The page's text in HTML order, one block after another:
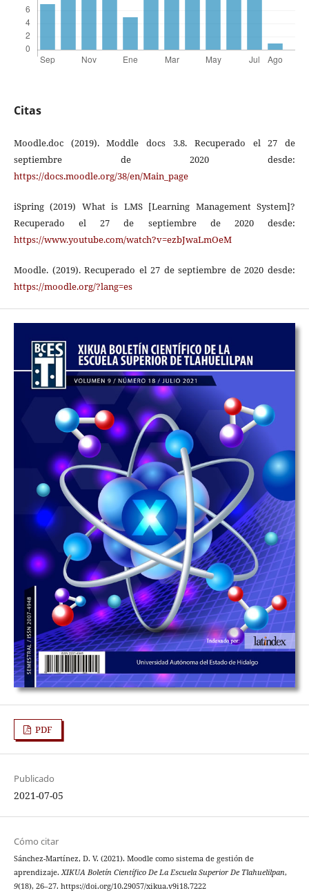
Citas
Moodle.doc (2019). Moddle docs 3.8. Recuperado el 27 de
septiembre de 2020 desde:
https://docs.moodle.org/38/en/Main_page
iSpring (2019) What is LMS [Learning Management System]?
Recuperado el 27 de septiembre de 2020 desde:
https://www.youtube.com/watch?v=ezbJwaLmOeM
Moodle. (2019). Recuperado el 27 de septiembre de 2020 desde:
https://moodle.org/?lang=es
PDF
Publicado
2021-07-05
Cómo citar
Sánchez-Martínez, D. V. (2021). Moodle como sistema de gestión de
aprendizaje.XIKUA Boletín Científico De La Escuela Superior De Tlahuelilpan,
9(18), 26–27. https://doi.org/10.29057/xikua.v9i18.7222